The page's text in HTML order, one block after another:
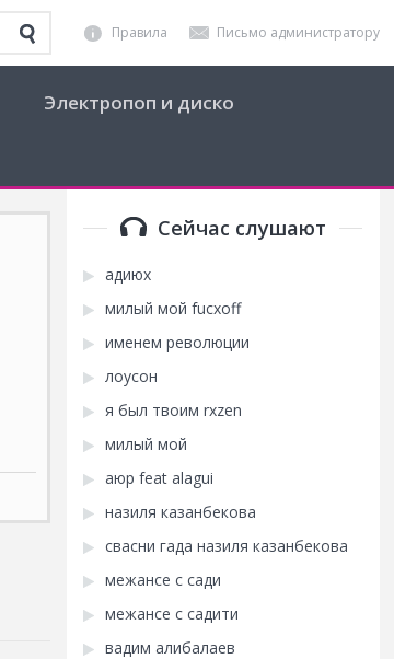
Правила Письмо администратору
Электропоп и диско
Сейчас слушают
адиюх
милый мой fucxoff
именем революции
лоусон
я был твоим rxzen
милый мой
аюр feat alagui
назиля казанбекова
свасни гада назиля казанбекова
межансе с сади
межансе с садити
вадим алибалаев